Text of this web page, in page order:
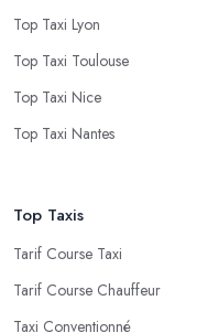
Top Taxi Lyon
Top Taxi Toulouse
Top Taxi Nice
Top Taxi Nantes
Top Taxis
Tarif Course Taxi
Tarif Course Chauffeur
Taxi Conventionné